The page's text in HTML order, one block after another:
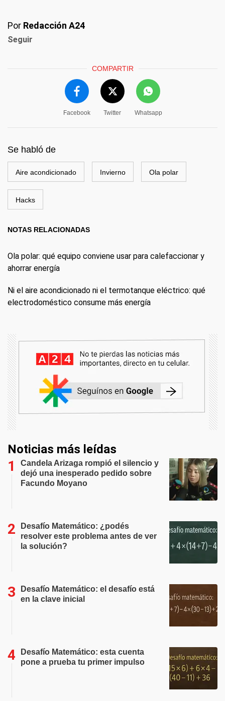
Por Redacción A24
Seguir
COMPARTIR
Facebook Twitter Whatsapp
Se habló de
Aire acondicionado Invierno Ola polar
Hacks
NOTAS RELACIONADAS
Ola polar: qué equipo conviene usar para calefaccionar y
ahorrar energía
Ni el aire acondicionado ni el termotanque eléctrico: qué
electrodoméstico consume más energía
Noticias más leídas
Candela Arizaga rompió el silencio y
dejó una inesperado pedido sobre
Facundo Moyano
Desafío Matemático: ¿podés
resolver este problema antes de ver
la solución?
Desafío Matemático: el desafío está
en la clave inicial
Desafío Matemático: esta cuenta
pone a prueba tu primer impulso